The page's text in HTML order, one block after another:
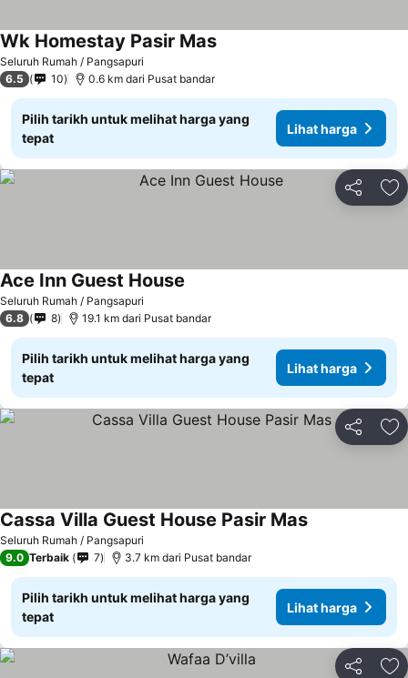
Seluruh Rumah / Pangsapuri
Wk Homestay Pasir Mas
6.5 10 0.6 km dari Pusat bandar
Pilih tarikh untuk melihat harga yang
tepat
Lihat harga
Kongsi
Seluruh Rumah / Pangsapuri
Ace Inn Guest House
6.8 8 19.1 km dari Pusat bandar
Pilih tarikh untuk melihat harga yang
tepat
Lihat harga
Kongsi
Seluruh Rumah / Pangsapuri
Cassa Villa Guest House Pasir Mas
9.0 Terbaik 7 3.7 km dari Pusat bandar
Pilih tarikh untuk melihat harga yang
tepat
Lihat harga
Kongsi